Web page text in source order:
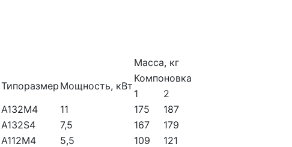
Масса, кг
Типоразмер Мощность, кВт
Компоновка
1 2
А132М4 11 175
187
А132S4 7,5 167
179
А112М4 5,5 109
121